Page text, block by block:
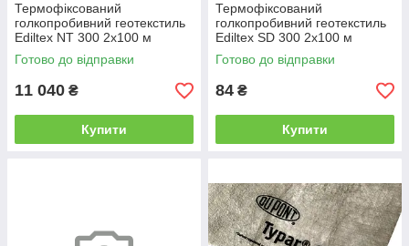
Термофіксований
голкопробивний геотекстиль
Ediltex NT 300 2х100 м
Готово до відправки
11 040 ₴
Купити
Термофіксований
голкопробивний геотекстиль
Ediltex SD 300 2х100 м
чорний (на метраж)
Готово до відправки
84 ₴
Купити